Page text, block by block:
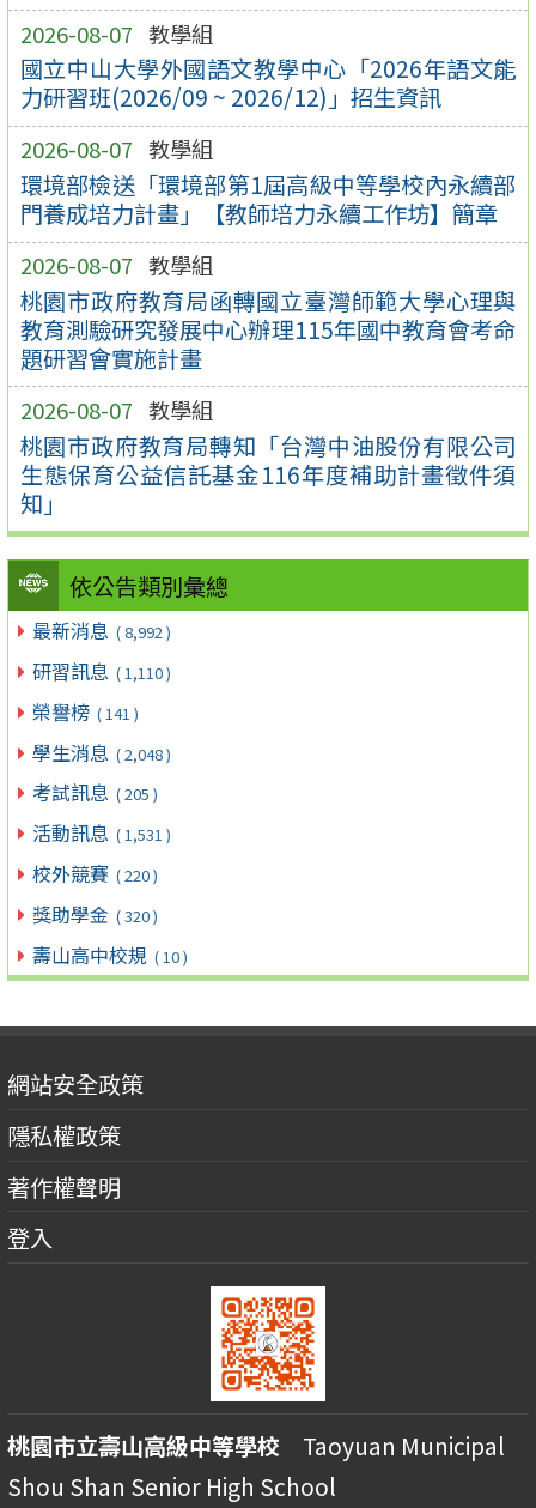
2026-08-07 教學組
國立中山大學外國語文教學中心「2026年語文能
力研習班(2026/09 ~ 2026/12)」招生資訊
2026-08-07 教學組
環境部檢送「環境部第1屆高級中等學校內永續部
門養成培力計畫」【教師培力永續工作坊】簡章
2026-08-07 教學組
桃園市政府教育局函轉國立臺灣師範大學心理與
教育測驗研究發展中心辦理115年國中教育會考命
題研習會實施計畫
2026-08-07 教學組
桃園市政府教育局轉知「台灣中油股份有限公司
生態保育公益信託基金116年度補助計畫徵件須
知」
依公告類別彙總
最新消息 ( 8,992 )
研習訊息 ( 1,110 )
榮譽榜 ( 141 )
學生消息 ( 2,048 )
考試訊息 ( 205 )
活動訊息 ( 1,531 )
校外競賽 ( 220 )
獎助學金 ( 320 )
壽山高中校規 ( 10 )
網站安全政策
隱私權政策
著作權聲明
登入
桃園市立壽山高級中等學校 Taoyuan Municipal
Shou Shan Senior High School